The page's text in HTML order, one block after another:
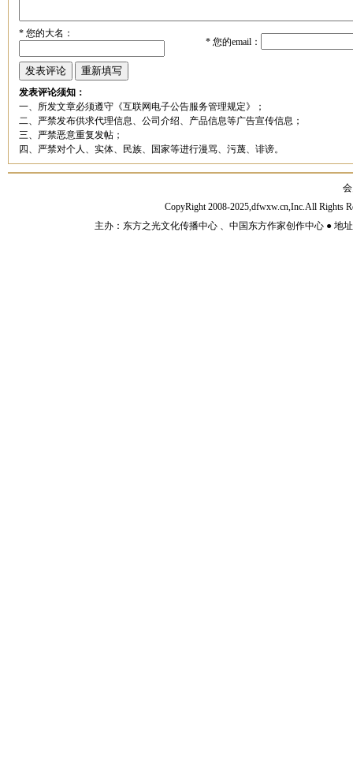
*您的大名：
*您的email：
发表评论须知：
一、所发文章必须遵守《互联网电子公告服务管理规定》；
二、严禁发布供求代理信息、公司介绍、产品信息等广告宣传信息；
三、严禁恶意重复发帖；
四、严禁对个人、实体、民族、国家等进行漫骂、污蔑、诽谤。
CopyRight 2008-2025,dfwxw.cn,Inc.All Rights
主办：东方之光文化传播中心 、中国东方作家创作中心 ● 地